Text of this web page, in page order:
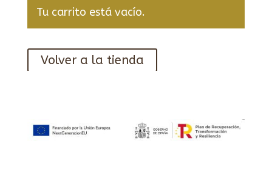
Tu carrito está vacío.
Volver a la tienda